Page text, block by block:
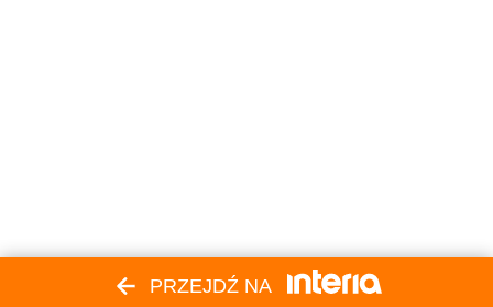
PRZEJDŹ NA